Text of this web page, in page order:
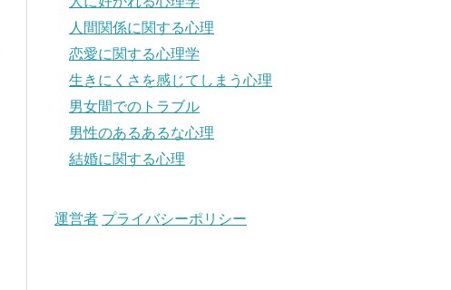
人間関係に関する心理
恋愛に関する心理学
生きにくさを感じてしまう心理
男女間でのトラブル
男性のあるあるな心理
結婚に関する心理
運営者 プライバシーポリシー